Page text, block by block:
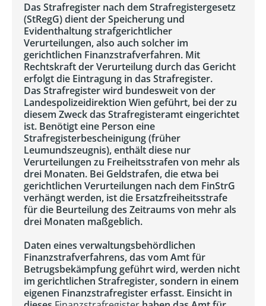
Das Strafregister nach dem Strafregistergesetz
(StRegG) dient der Speicherung und
Evidenthaltung strafgerichtlicher
Verurteilungen, also auch solcher im
gerichtlichen Finanzstrafverfahren. Mit
Rechtskraft der Verurteilung durch das Gericht
erfolgt die Eintragung in das Strafregister.
Das Strafregister wird bundesweit von der
Landespolizeidirektion Wien geführt, bei der zu
diesem Zweck das Strafregisteramt eingerichtet
ist. Benötigt eine Person eine
Strafregisterbescheinigung (früher
Leumundszeugnis), enthält diese nur
Verurteilungen zu Freiheitsstrafen von mehr als
drei Monaten. Bei Geldstrafen, die etwa bei
gerichtlichen Verurteilungen nach dem FinStrG
verhängt werden, ist die Ersatzfreiheitsstrafe
für die Beurteilung des Zeitraums von mehr als
drei Monaten maßgeblich.
Daten eines verwaltungsbehördlichen
Finanzstrafverfahrens, das vom Amt für
Betrugsbekämpfung geführt wird, werden nicht
im gerichtlichen Strafregister, sondern in einem
eigenen Finanzstrafregister erfasst. Einsicht in